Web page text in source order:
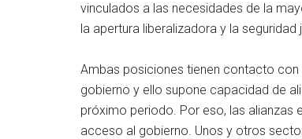
vinculados a las necesidades de la
la apertura liberalizadora y la
Ambas posiciones tienen contacto
gobierno y ello supone capacidad de
próximo periodo. Por eso, las alianzas
acceso al gobierno. Unos y otros